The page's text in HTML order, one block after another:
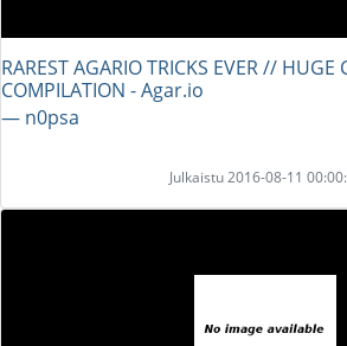
RAREST AGARIO TRICKS EVER // HUGE
COMPILATION - Agar.io
― n0psa
Julkaistu 2016-08-11